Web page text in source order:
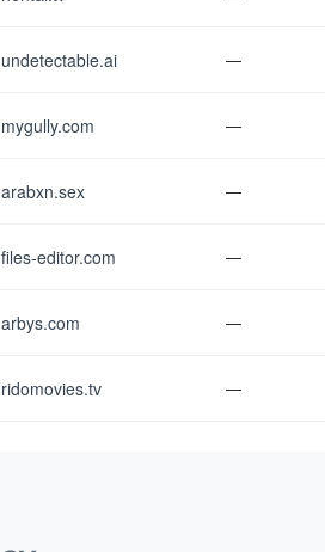
undetectable.ai —
mygully.com —
arabxn.sex —
files-editor.com —
arbys.com —
ridomovies.tv —